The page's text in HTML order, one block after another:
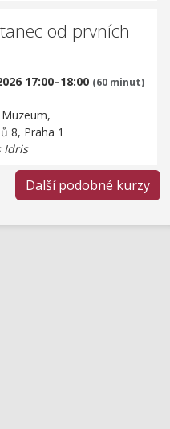
od prvních
17:00–18:00 (60 minut)
8, Praha 1
Idris
Další podobné kurzy